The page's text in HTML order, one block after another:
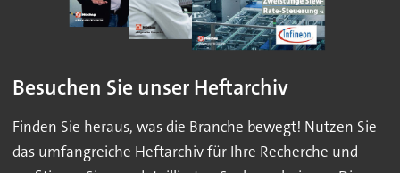
Besuchen Sie unser Heftarchiv
Finden Sie heraus, was die Branche bewegt! Nutzen Sie
das umfangreiche Heftarchiv für Ihre Recherche und